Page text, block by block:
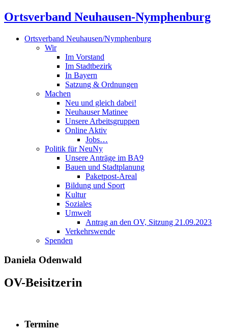
Ortsverband Neuhausen-Nymphenburg
Ortsverband Neuhausen/Nymphenburg
Wir
Im Vorstand
Im Stadtbezirk
In Bayern
Satzung & Ordnungen
Machen
Neu und gleich dabei!
Neuhauser Matinee
Unsere Arbeitsgruppen
Online Aktiv
Jobs…
Politik für NeuNy
Unsere Anträge im BA9
Bauen und Stadtplanung
Paketpost-Areal
Bildung und Sport
Kultur
Soziales
Umwelt
Antrag an den OV, Sitzung 21.09.2023
Verkehrswende
Spenden
Daniela Odenwald
OV-Beisitzerin
Termine